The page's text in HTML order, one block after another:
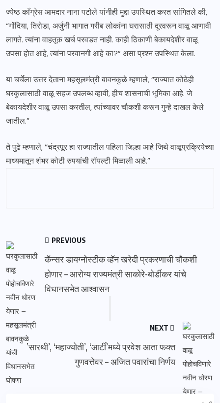
ज्येष्ठ काँग्रेस आमदार नाना पटोले यांनीही मुद्दा उपस्थित करत सांगितले की,
“गोंदिया, तिरोडा, अर्जुनी भागात गरीब लोकांना घरासाठी दूरवरून वाळू आणावी
लागते. त्यांना वाहतूक खर्च परवडत नाही. काही ठिकाणी बेकायदेशीर वाळू
उपसा होत आहे, त्यांना परवानगी आहे का?” असा प्रश्न उपस्थित केला.
या चर्चेला उत्तर देताना महसूलमंत्री बावनकुळे म्हणाले, “राज्यात कोठेही
घरकुलासाठी वाळू सहज उपलब्ध व्हावी, हीच शासनाची भूमिका आहे. जे
बेकायदेशीर वाळू उपसा करतील, त्यांच्यावर चौकशी करून गुन्हे दाखल केले
जातील.”
ते पुढे म्हणाले, “चंद्रपूर हा राज्यातील पहिला जिल्हा आहे जिथे वाळूप्रक्रियेच्या
माध्यमातून शंभर कोटी रुपयांची रॉयल्टी मिळाली आहे.”
PREVIOUS
कॅन्सर डायग्नोस्टीक व्हॅन खरेदी प्रकरणाची चौकशी
होणार – आरोग्य राज्यमंत्री साकोरे-बोर्डीकर यांचे
विधानसभेत आश्वासन
NEXT
’सारथी’, ‘महाज्योती’, ‘आर्टी’मध्ये प्रवेश आता फक्त
गुणवत्तेवर – अजित पवारांचा निर्णय